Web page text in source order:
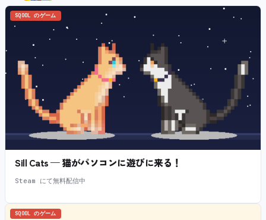
SQOOL のゲーム
Sill Cats — 猫がパソコンに遊びに来る！
Steam にて無料配信中
SQOOL のゲーム